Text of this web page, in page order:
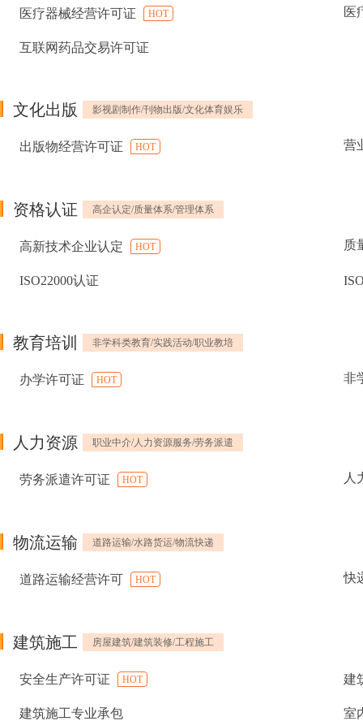
医疗器械经营许可证 HOT 医
互联网药品交易许可证
文化出版 影视剧制作/刊物出版/文化体育娱乐
出版物经营许可证 HOT 营
资格认证 高企认定/质量体系/管理体系
高新技术企业认定 HOT 质
ISO22000认证
教育培训 非学科类教育/实践活动/职业教培
办学许可证 HOT 非
人力资源 职业中介/人力资源服务/劳务派遣
劳务派遣许可证 HOT 人
物流运输 道路运输/水路货运/物流快递
道路运输经营许可 HOT 快
建筑施工 房屋建筑/建筑装修/工程施工
安全生产许可证 HOT 建
建筑施工专业承包 室